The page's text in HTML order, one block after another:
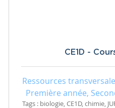
CE1D -
Ressources
Première année,
Tags : biologie, CE1D, chimie,